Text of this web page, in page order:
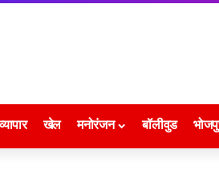
खेल मनोरंजन बॉलीवुड